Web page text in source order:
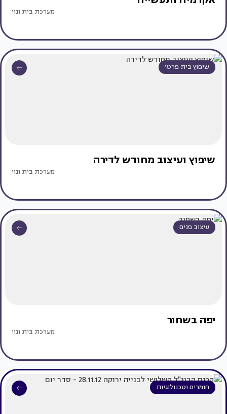
מערכת בית ונוי
שיפוץ בית פרטי
שיפוץ ועיצוב מחודש לדירה
מערכת בית ונוי
עיצוב פנים
יפה בשחור
מערכת בית ונוי
חומרים וטכנולוגיות